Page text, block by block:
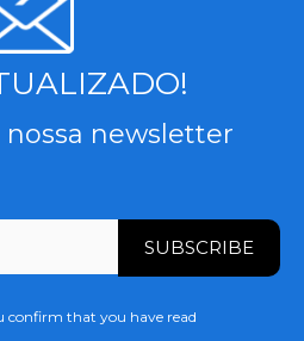
nossa newsletter
confirm that you have read